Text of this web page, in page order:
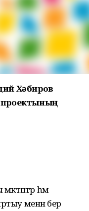
Хәбиров
проектының
һәм
менән бер